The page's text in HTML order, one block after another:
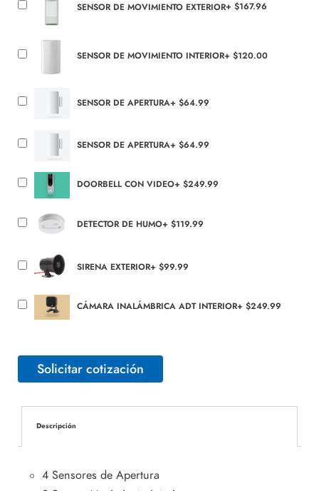
SENSOR DE MOVIMIENTO EXTERIOR+ $167.96
SENSOR DE MOVIMIENTO INTERIOR+ $120.00
SENSOR DE APERTURA+ $64.99
SENSOR DE APERTURA+ $64.99
DOORBELL CON VIDEO+ $249.99
DETECTOR DE HUMO+ $119.99
SIRENA EXTERIOR+ $99.99
CÁMARA INALÁMBRICA ADT INTERIOR+ $249.99
Solicitar cotización
Descripción
4 Sensores de Apertura